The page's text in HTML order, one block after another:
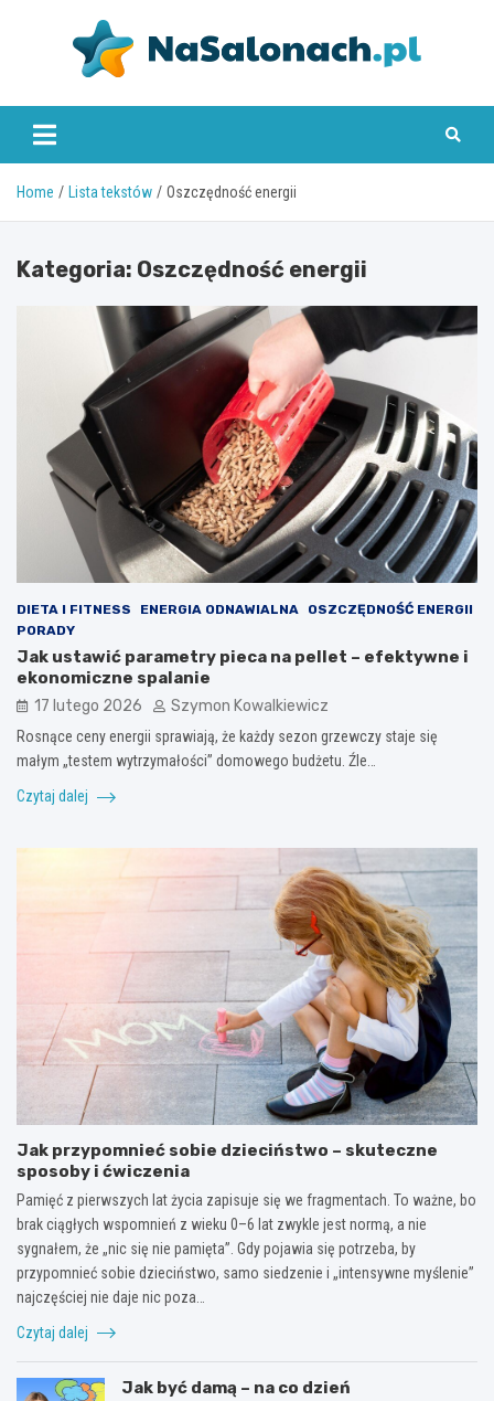
nasalonach.pl
Home Lista tekstów Oszczędność energii
Kategoria: Oszczędność energii
DIETA I FITNESS ENERGIA ODNAWIALNA
OSZCZĘDNOŚĆ ENERGII
PORADY
Jak ustawić parametry pieca na pellet – efektywne i
ekonomiczne spalanie
17 lutego 2026 Szymon Kowalkiewicz
Rosnące ceny energii sprawiają, że każdy sezon grzewczy staje się
małym „testem wytrzymałości” domowego budżetu. Źle…
Czytaj dalej
Jak przypomnieć sobie dzieciństwo – skuteczne
sposoby i ćwiczenia
Pamięć z pierwszych lat życia zapisuje się we fragmentach. To ważne, bo
brak ciągłych wspomnień z wieku 0–6 lat zwykle jest normą, a nie
sygnałem, że „nic się nie pamięta”. Gdy pojawia się potrzeba, by
przypomnieć sobie dzieciństwo, samo siedzenie i „intensywne myślenie”
najczęściej nie daje nic poza…
Czytaj dalej
Jak być damą – na co dzień